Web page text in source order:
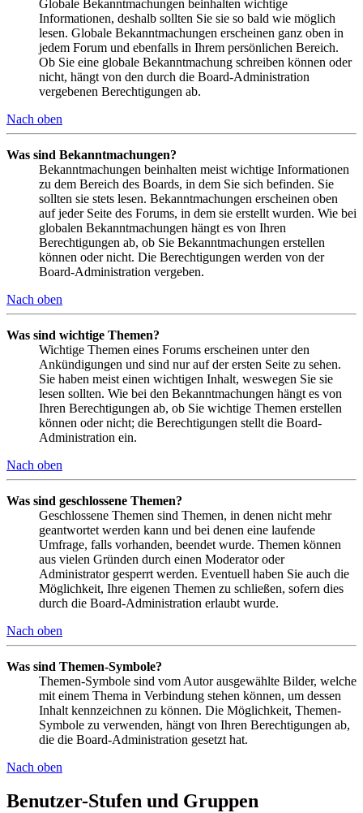
Globale Bekanntmachungen beinhalten wichtige
Informationen, deshalb sollten Sie sie so bald wie möglich
lesen. Globale Bekanntmachungen erscheinen ganz oben in
jedem Forum und ebenfalls in Ihrem persönlichen Bereich.
Ob Sie eine globale Bekanntmachung schreiben können oder
nicht, hängt von den durch die Board-Administration
vergebenen Berechtigungen ab.
Nach oben
Was sind Bekanntmachungen?
Bekanntmachungen beinhalten meist wichtige Informationen
zu dem Bereich des Boards, in dem Sie sich befinden. Sie
sollten sie stets lesen. Bekanntmachungen erscheinen oben
auf jeder Seite des Forums, in dem sie erstellt wurden. Wie bei
globalen Bekanntmachungen hängt es von Ihren
Berechtigungen ab, ob Sie Bekanntmachungen erstellen
können oder nicht. Die Berechtigungen werden von der
Board-Administration vergeben.
Nach oben
Was sind wichtige Themen?
Wichtige Themen eines Forums erscheinen unter den
Ankündigungen und sind nur auf der ersten Seite zu sehen.
Sie haben meist einen wichtigen Inhalt, weswegen Sie sie
lesen sollten. Wie bei den Bekanntmachungen hängt es von
Ihren Berechtigungen ab, ob Sie wichtige Themen erstellen
können oder nicht; die Berechtigungen stellt die Board-
Administration ein.
Nach oben
Was sind geschlossene Themen?
Geschlossene Themen sind Themen, in denen nicht mehr
geantwortet werden kann und bei denen eine laufende
Umfrage, falls vorhanden, beendet wurde. Themen können
aus vielen Gründen durch einen Moderator oder
Administrator gesperrt werden. Eventuell haben Sie auch die
Möglichkeit, Ihre eigenen Themen zu schließen, sofern dies
durch die Board-Administration erlaubt wurde.
Nach oben
Was sind Themen-Symbole?
Themen-Symbole sind vom Autor ausgewählte Bilder, welche
mit einem Thema in Verbindung stehen können, um dessen
Inhalt kennzeichnen zu können. Die Möglichkeit, Themen-
Symbole zu verwenden, hängt von Ihren Berechtigungen ab,
die die Board-Administration gesetzt hat.
Nach oben
Benutzer-Stufen und Gruppen